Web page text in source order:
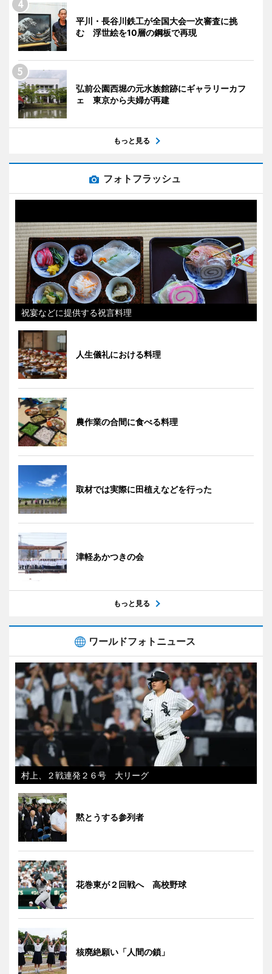
平川・長谷川鉄工が全国大会一次審査に挑
む 浮世絵を10層の鋼板で再現
弘前公園西堀の元水族館跡にギャラリーカフ
ェ 東京から夫婦が再建
もっと見る
フォトフラッシュ
祝宴などに提供する祝言料理
人生儀礼における料理
農作業の合間に食べる料理
取材では実際に田植えなどを行った
津軽あかつきの会
もっと見る
ワールドフォトニュース
村上、２戦連発２６号 大リーグ
黙とうする参列者
花巻東が２回戦へ 高校野球
核廃絶願い「人間の鎖」